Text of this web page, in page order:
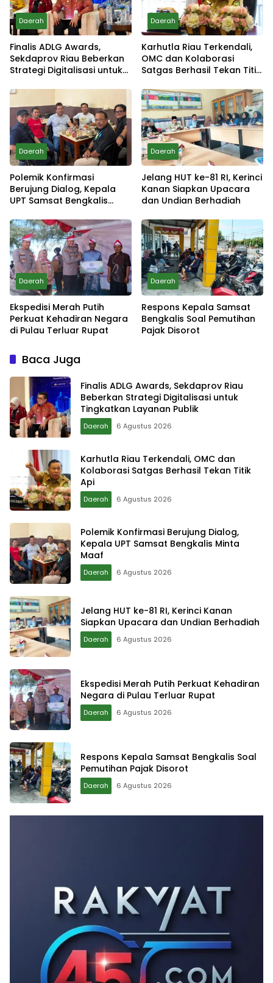
Daerah
Finalis ADLG Awards,
Sekdaprov Riau Beberkan
Strategi Digitalisasi untuk
Daerah
Karhutla Riau Terkendali,
OMC dan Kolaborasi
Satgas Berhasil Tekan Titik
Daerah
Polemik Konfirmasi
Berujung Dialog, Kepala
UPT Samsat Bengkalis
Daerah
Jelang HUT ke-81 RI, Kerinci
Kanan Siapkan Upacara
dan Undian Berhadiah
Daerah
Ekspedisi Merah Putih
Perkuat Kehadiran Negara
di Pulau Terluar Rupat
Daerah
Respons Kepala Samsat
Bengkalis Soal Pemutihan
Pajak Disorot
Baca Juga
Finalis ADLG Awards, Sekdaprov Riau
Beberkan Strategi Digitalisasi untuk
Tingkatkan Layanan Publik
Daerah 6 Agustus 2026
Karhutla Riau Terkendali, OMC dan
Kolaborasi Satgas Berhasil Tekan Titik
Api
Daerah 6 Agustus 2026
Polemik Konfirmasi Berujung Dialog,
Kepala UPT Samsat Bengkalis Minta
Maaf
Daerah 6 Agustus 2026
Jelang HUT ke-81 RI, Kerinci Kanan
Siapkan Upacara dan Undian Berhadiah
Daerah 6 Agustus 2026
Ekspedisi Merah Putih Perkuat Kehadiran
Negara di Pulau Terluar Rupat
Daerah 6 Agustus 2026
Respons Kepala Samsat Bengkalis Soal
Pemutihan Pajak Disorot
Daerah 6 Agustus 2026